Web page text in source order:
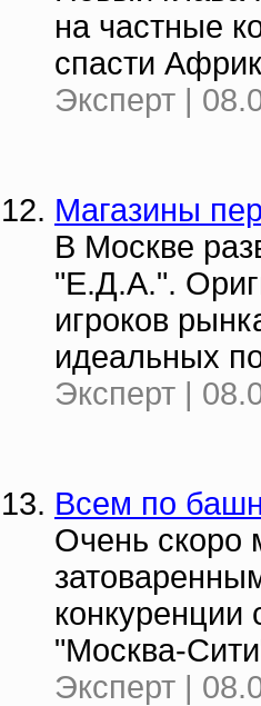
на частные
спасти
Эксперт |
Магазины
В Москве
"Е.Д.А.".
игроков
идеальных
Эксперт |
Всем по
Очень скоро
"Москва-
Эксперт |